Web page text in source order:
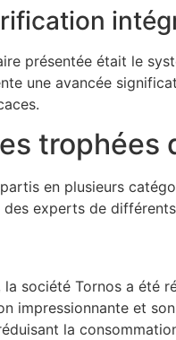
présentée était le
une avancée
trophées
en plusieurs
experts de différents
la société Tornos a été
impressionnante et
la